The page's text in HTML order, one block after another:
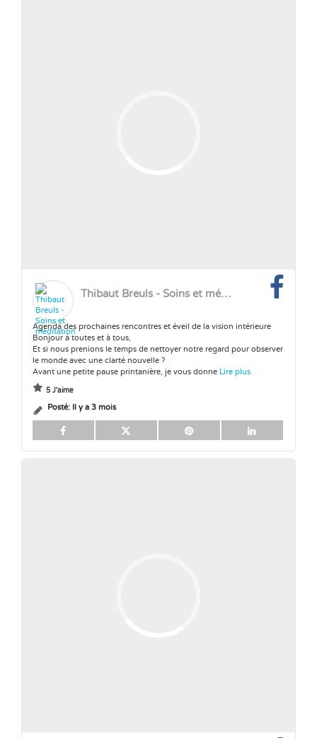
Thibaut Breuls - Soins et méditation
Agenda des prochaines rencontres et éveil de la vision intérieure
Bonjour à toutes et à tous,
Et si nous prenions le temps de nettoyer notre regard pour observer
le monde avec une clarté nouvelle ?
Avant une petite pause printanière, je vous donne Lire plus
5 J'aime
Posté: Il y a 3 mois